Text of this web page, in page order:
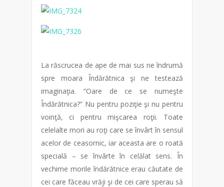
La răscrucea de ape de mai sus ne îndrumă
spre moara Îndărătnica şi ne testează
imaginaţia. “Oare de ce se numeşte
Îndărătnica?” Nu pentru poziţie şi nu pentru
voinţă, ci pentru mişcarea roţii. Toate
celelalte mori au roţi care se învârt în sensul
acelor de ceasornic, iar aceasta are o roată
specială – se învârte în celălat sens. În
vechime morile îndărătnice erau căutate de
cei care făceau vrăji şi de cei care sperau să